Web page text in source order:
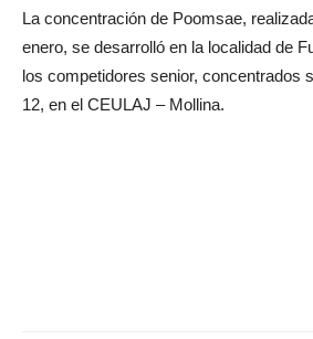
La concentración de Poomsae,
enero, se desarrolló en la localidad de
los competidores senior, concentrados
12, en el CEULAJ – Mollina.